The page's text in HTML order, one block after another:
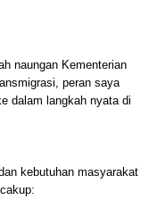
naungan Kementerian
peran saya
dalam langkah nyata di
kebutuhan masyarakat